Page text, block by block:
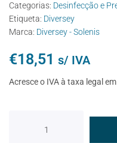
Categorias: Desinfecção e
Etiqueta: Diversey
Marca: Diversey - Solenis
€18,51 s/ IVA
Acresce o IVA à taxa legal